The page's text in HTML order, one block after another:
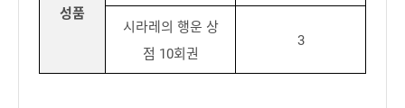
성품
시라레의 행운 상
점 10회권
3